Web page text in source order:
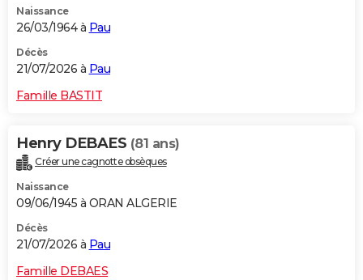
Naissance
26/03/1964 à Pau
Décès
21/07/2026 à Pau
Famille BASTIT
Henry DEBAES (81 ans)
Créer une cagnotte obsèques
Naissance
09/06/1945 à ORAN ALGERIE
Décès
21/07/2026 à Pau
Famille DEBAES